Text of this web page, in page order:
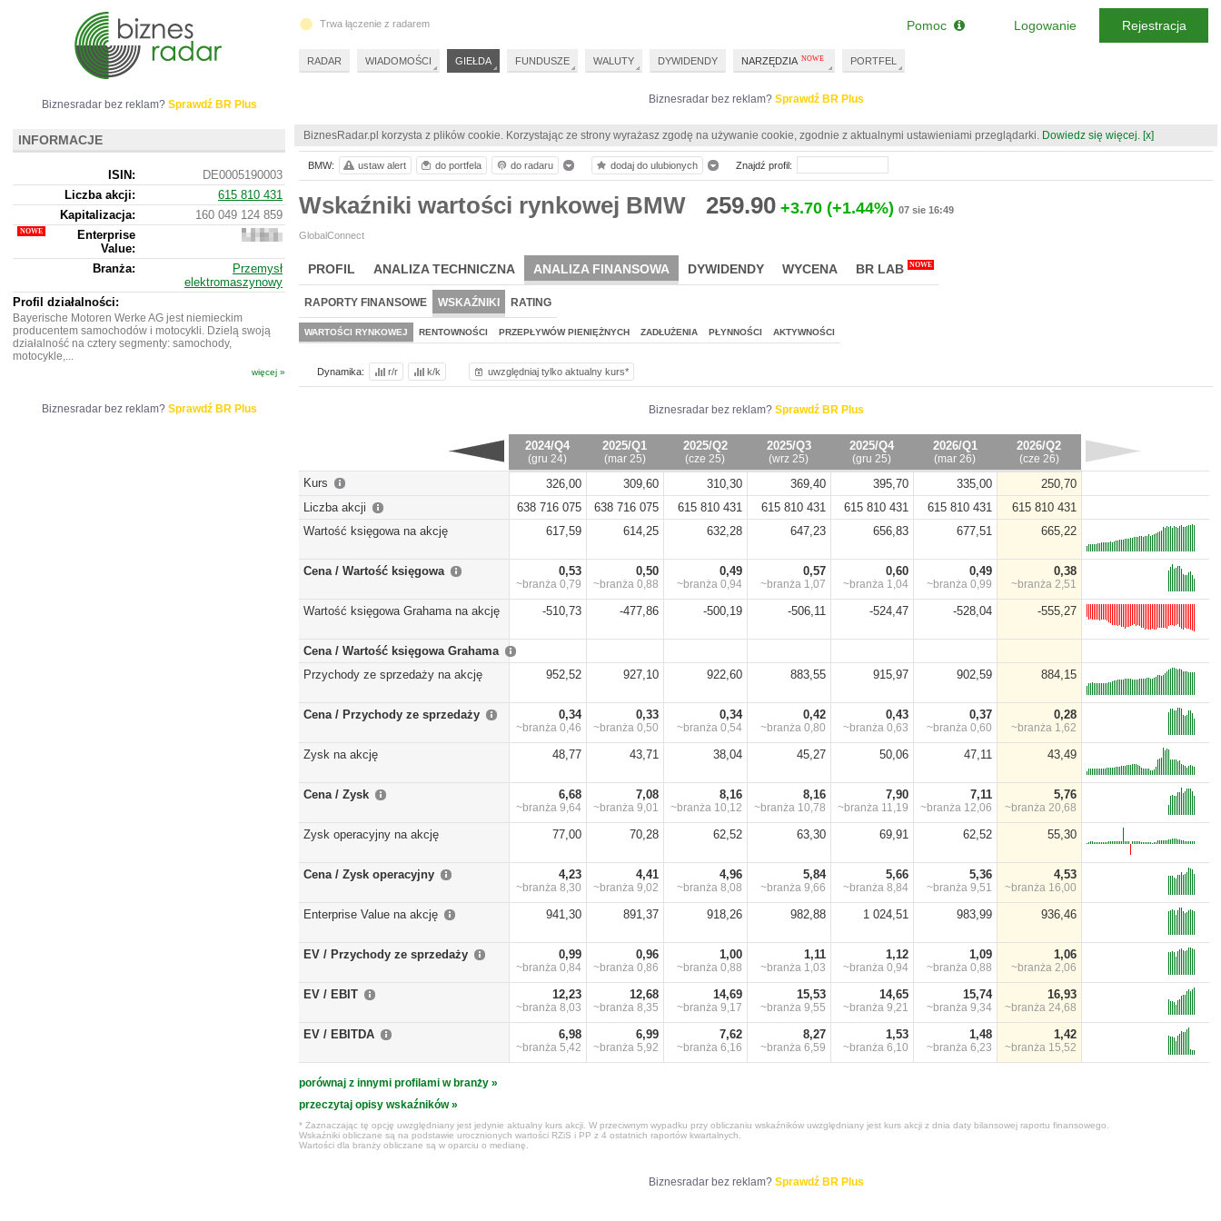
Biznesradar bez reklam? Sprawdź BR Plus
BiznesRadar.pl korzysta z plików cookie. Korzystając ze strony wyrażasz zgodę na używanie cookie, zgodnie z aktualnymi ustawieniami przeglądarki. Dowiedz się więcej. [x]
Wskaźniki wartości rynkowej BMW 259.90 +3.70 (+1.44%) 07 sie 16:49
GlobalConnect
PROFIL ANALIZA TECHNICZNA ANALIZA FINANSOWA DYWIDENDY WYCENA BR LAB NOWE
RAPORTY FINANSOWE WSKAŹNIKI RATING
WARTOŚCI RYNKOWEJ RENTOWNOŚCI PRZEPŁYWÓW PIENIĘŻNYCH ZADŁUŻENIA PŁYNNOŚCI AKTYWNOŚCI
Dynamika: r/r k/k uwzględniaj tylko aktualny kurs*
Biznesradar bez reklam? Sprawdź BR Plus
2024/Q4
(gru 24)
2025/Q1
(mar 25)
2025/Q2
(cze 25)
2025/Q3
(wrz 25)
2025/Q4
(gru 25)
2026/Q1
(mar 26)
2026/Q2
(cze 26)
Kurs 326,00 309,60 310,30 369,40 395,70 335,00
250,70
Liczba akcji
638 716 075 638 716 075 615 810 431 615 810 431 615 810 431 615 810 431
615 810 431
Wartość księgowa na akcję
617,59 614,25 632,28 647,23 656,83 677,51 665,22
Cena / Wartość księgowa 0,53
~branża 0,79
0,50
~branża 0,88
0,49
~branża 0,94
0,57
~branża 1,07
0,60
~branża 1,04
0,49
~branża 0,99
0,38
~branża 2,51
Wartość księgowa Grahama na akcję -510,73 -477,86 -500,19 -506,11 -524,47 -528,04 -555,27
Cena / Wartość księgowa Grahama
Przychody ze sprzedaży na akcję
952,52 927,10 922,60 883,55 915,97 902,59 884,15
Cena / Przychody ze sprzedaży 0,34
~branża 0,46
0,33
~branża 0,50
0,34
~branża 0,54
0,42
~branża 0,80
0,43
~branża 0,63
0,37
~branża 0,60
0,28
~branża 1,62
Zysk na akcję 48,77 43,71 38,04 45,27 50,06 47,11 43,49
Cena / Zysk 6,68
~branża 9,64
7,08
~branża 9,01
8,16
~branża 10,12
8,16
~branża 10,78
7,90
~branża 11,19
7,11
~branża 12,06
5,76
~branża 20,68
Zysk operacyjny na akcję 77,00 70,28 62,52 63,30 69,91 62,52 55,30
Cena / Zysk operacyjny 4,23
~branża 8,30
4,41
~branża 9,02
4,96
~branża 8,08
5,84
~branża 9,66
5,66
~branża 8,84
5,36
~branża 9,51
4,53
~branża 16,00
Enterprise Value na akcję 941,30 891,37 918,26 982,88 1 024,51 983,99 936,46
EV / Przychody ze sprzedaży 0,99
~branża 0,84
0,96
~branża 0,86
1,00
~branża 0,88
1,11
~branża 1,03
1,12
~branża 0,94
1,09
~branża 0,88
1,06
~branża 2,06
EV / EBIT 12,23
~branża 8,03
12,68
~branża 8,35
14,69
~branża 9,17
15,53
~branża 9,55
14,65
~branża 9,21
15,74
~branża 9,34
16,93
~branża 24,68
EV / EBITDA 6,98
~branża 5,42
6,99
~branża 5,92
7,62
~branża 6,16
8,27
~branża 6,59
1,53
~branża 6,10
1,48
~branża 6,23
1,42
~branża 15,52
porównaj z innymi profilami w branży »
przeczytaj opisy wskaźników »
* Zaznaczając tę opcję uwzględniany jest jedynie aktualny kurs akcji. W przeciwnym wypadku przy obliczaniu wskaźników uwzględniany jest kurs akcji z dnia daty bilansowej raportu finansowego.
Wskaźniki obliczane są na podstawie urocznionych wartości RZiS i PP z 4 ostatnich raportów kwartalnych.
Wartości dla branży obliczane są w oparciu o medianę.
Biznesradar bez reklam? Sprawdź BR Plus
BMW: ustaw alert do portfela do radaru dodaj do ulubionych Znajdź profil:
Biznesradar bez reklam? Sprawdź BR Plus
INFORMACJE
ISIN:
DE0005190003
Liczba akcji:
615 810 431
Kapitalizacja:
160 049 124 859
Enterprise
Value:
582
637
059
Branża:
Przemysł
elektromaszynowy
Profil działalności:
Bayerische Motoren Werke AG jest niemieckim
producentem samochodów i motocykli. Dzielą swoją
działalność na cztery segmenty: samochody,
motocykle,...
więcej »
Biznesradar bez reklam? Sprawdź BR Plus
Trwa łączenie z radarem
RADAR WIADOMOŚCI GIEŁDA FUNDUSZE WALUTY DYWIDENDY NARZĘDZIA PORTFEL
Pomoc Logowanie Rejestracja